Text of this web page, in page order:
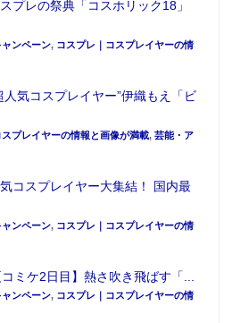
プレの祭典「コスホリック18」
ンペーン, コスプレ｜コスプレイヤーの情
人気コスプレイヤー”伊織もえ「ビ
プレイヤーの情報と画像が満載, 芸能・ア
気コスプレイヤー大集結！ 国内最
ンペーン, コスプレ｜コスプレイヤーの情
ミケ2日目】熱さ吹き飛ばす「...
ンペーン, コスプレ｜コスプレイヤーの情